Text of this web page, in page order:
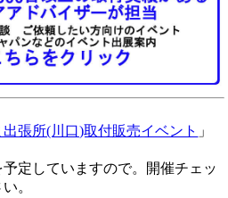
張所(川口)取付販売イベント 」
定していますので。開催チェッ
。